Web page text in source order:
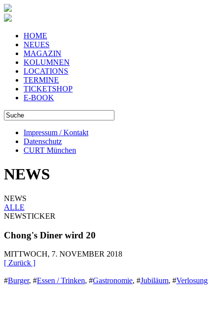
HOME
NEUES
MAGAZIN
KOLUMNEN
LOCATIONS
TERMINE
TICKETSHOP
E-BOOK
Impressum / Kontakt
Datenschutz
CURT München
NEWS
NEWS
ALLE
NEWSTICKER
Chong's Diner wird 20
MITTWOCH, 7. NOVEMBER 2018
[ Zurück ]
#Burger, #Essen / Trinken, #Gastronomie, #Jubiläum, #Verlosung